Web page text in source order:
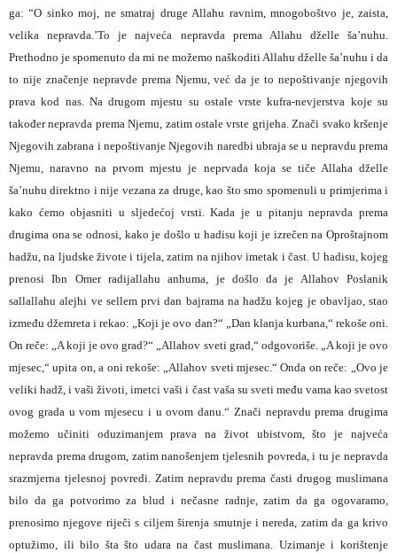
ga: “O sinko moj, ne smatraj druge Allahu ravnim, mnogoboštvo je, zaista,
velika nepravda.’To je najveća nepravda prema Allahu dželle ša’nuhu.
Prethodno je spomenuto da mi ne možemo naškoditi Allahu dželle ša’nuhu i da
to nije značenje nepravde prema Njemu, već da je to nepoštivanje njegovih
prava kod nas. Na drugom mjestu su ostale vrste kufra-nevjerstva koje su
također nepravda prema Njemu, zatim ostale vrste grijeha. Znači svako kršenje
Njegovih zabrana i nepoštivanje Njegovih naredbi ubraja se u nepravdu prema
Njemu, naravno na prvom mjestu je neprvada koja se tiče Allaha dželle
ša’nuhu direktno i nije vezana za druge, kao što smo spomenuli u primjerima i
kako ćemo objasniti u sljedećoj vrsti. Kada je u pitanju nepravda prema
drugima ona se odnosi, kako je došlo u hadisu koji je izrečen na Oproštajnom
hadžu, na ljudske živote i tijela, zatim na njihov imetak i čast. U hadisu, kojeg
prenosi Ibn Omer radijallahu anhuma, je došlo da je Allahov Poslanik
sallallahu alejhi ve sellem prvi dan bajrama na hadžu kojeg je obavljao, stao
između džemreta i rekao: „Koji je ovo dan?“ „Dan klanja kurbana,“ rekoše oni.
On reče: „A koji je ovo grad?“ „Allahov sveti grad,“ odgovoriše. „A koji je ovo
mjesec,“ upita on, a oni rekoše: „Allahov sveti mjesec.“ Onda on reče: „Ovo je
veliki hadž, i vaši životi, imetci vaši i čast vaša su sveti među vama kao svetost
ovog grada u vom mjesecu i u ovom danu.“ Znači nepravdu prema drugima
možemo učiniti oduzimanjem prava na život ubistvom, što je najveća
nepravda prema drugom, zatim nanošenjem tjelesnih povreda, i tu je nepravda
srazmjerna tjelesnoj povredi. Zatim nepravdu prema časti drugog muslimana
bilo da ga potvorimo za blud i nečasne radnje, zatim da ga ogovaramo,
prenosimo njegove riječi s ciljem širenja smutnje i nereda, zatim da ga krivo
optužimo, ili bilo šta što udara na čast muslimana. Uzimanje i korištenje